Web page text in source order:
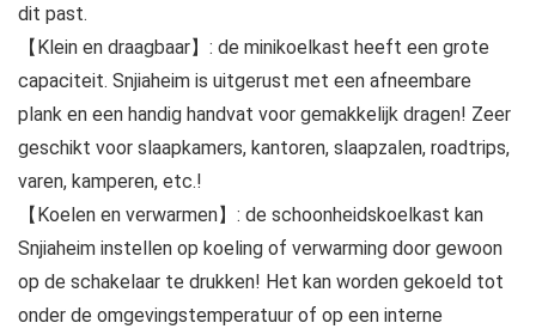
dit past.
【Klein en draagbaar】: de minikoelkast heeft een grote
capaciteit. Snjiaheim is uitgerust met een afneembare
plank en een handig handvat voor gemakkelijk dragen! Zeer
geschikt voor slaapkamers, kantoren, slaapzalen, roadtrips,
varen, kamperen, etc.!
【Koelen en verwarmen】: de schoonheidskoelkast kan
Snjiaheim instellen op koeling of verwarming door gewoon
op de schakelaar te drukken! Het kan worden gekoeld tot
onder de omgevingstemperatuur of op een interne